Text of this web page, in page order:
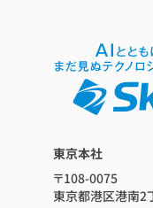
東京本社
〒108-0075
東京都港区港南2